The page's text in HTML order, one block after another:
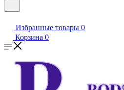
Избранные товары 0
Корзина 0